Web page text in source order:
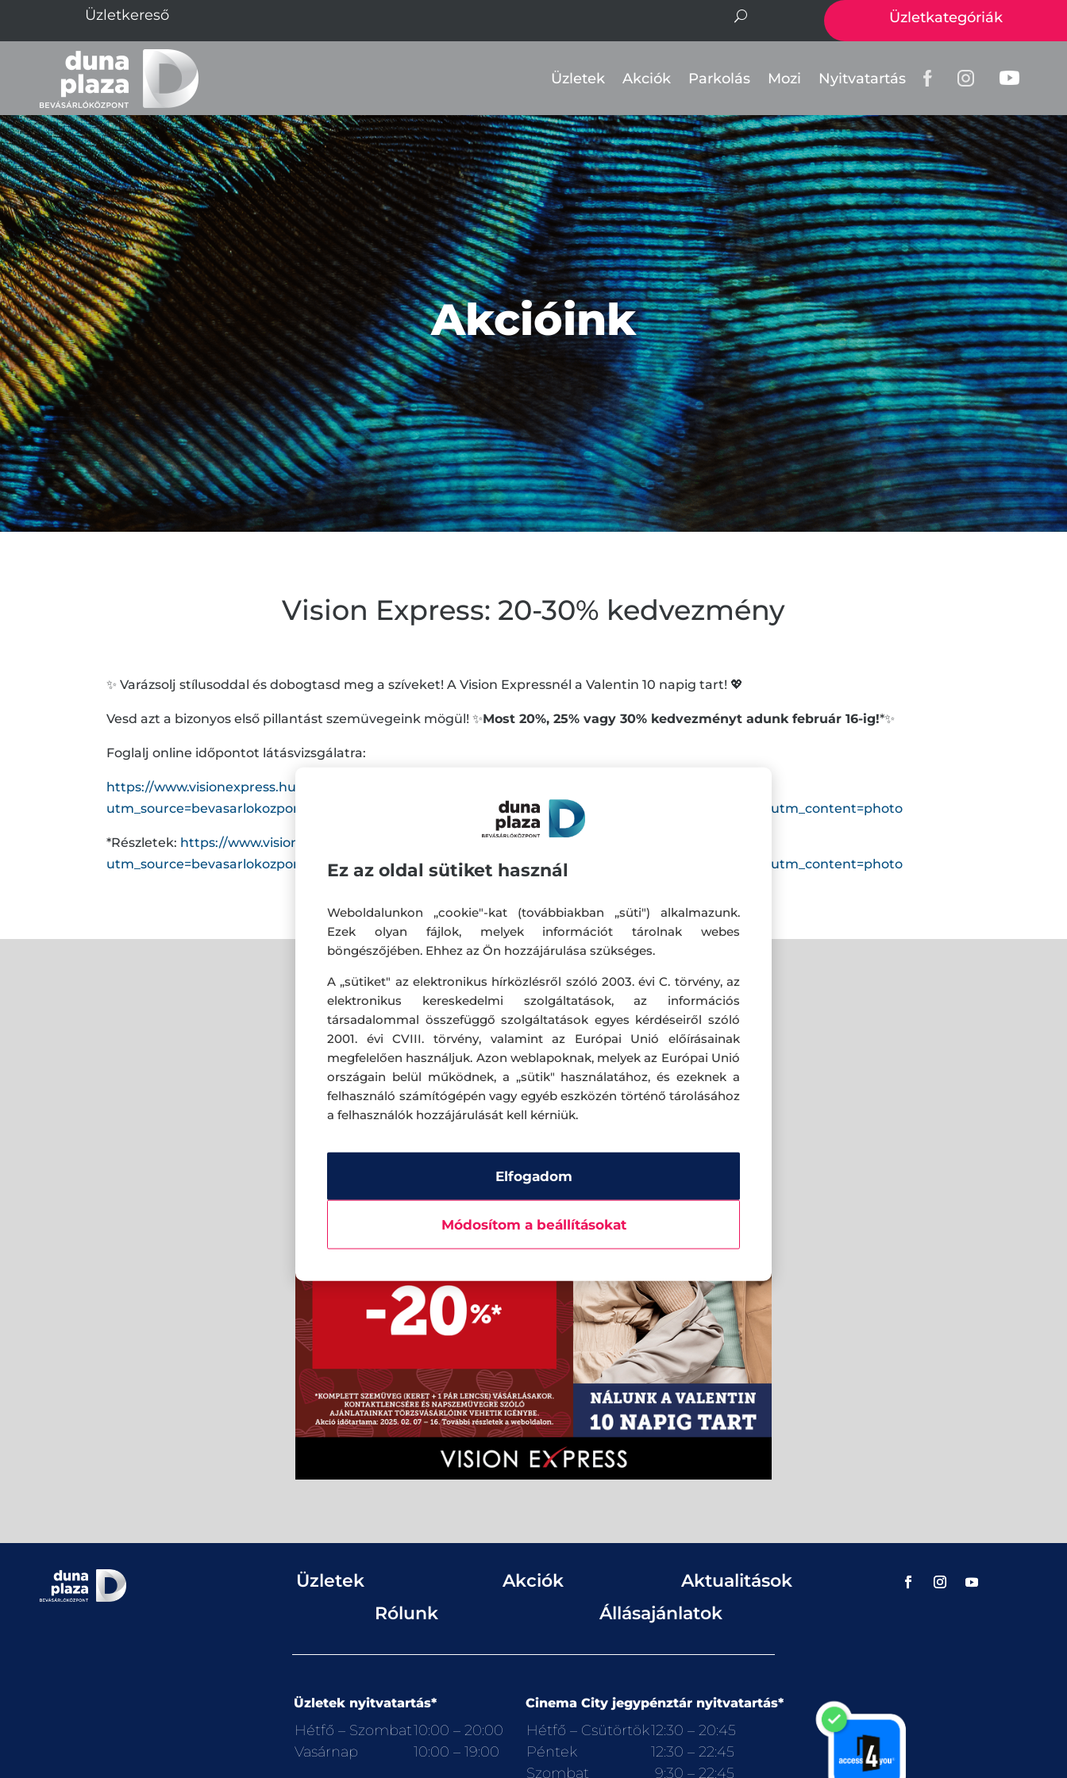
Üzletkategóriák
Üzletek Akciók Parkolás Mozi Nyitvatartás
Akcióink
Vision Express: 20-30% kedvezmény
✨ Varázsolj stílusoddal és dobogtasd meg a szíveket! A Vision Expressnél a Valentin 10 napig tart! 💖
Vesd azt a bizonyos első pillantást szemüvegeink mögül! ✨Most 20%, 25% vagy 30% kedvezményt adunk február 16-ig!*✨
Foglalj online időpontot látásvizsgálatra:
https://www.visionexpress.hu/hu/uzletkereso?
utm_source=bevasarlokozpont&utm_medium=facebook&utm_campaign=valentin&utm_term=traffic&utm_content=photo
*Részletek: https://www.visionexpress.hu/hu/akciok/valentin-akcio-304?
utm_source=bevasarlokozpont&utm_medium=facebook&utm_campaign=valentin&utm_term=traffic&utm_content=photo
Üzletek Akciók
Aktualitások
Rólunk
Állásajánlatok
Üzletek nyitvatartás*
Hétfő – Szombat10:00 – 20:00
Vasárnap
10:00 – 19:00
Cinema City jegypénztár nyitvatartás*
Hétfő – Csütörtök12:30 – 20:45
Péntek
12:30 – 22:45
Szombat
9:30 – 22:45
Ez az oldal sütiket használ
Weboldalunkon „cookie"-kat (továbbiakban „süti") alkalmazunk.
Ezek olyan fájlok, melyek információt tárolnak webes
böngészőjében. Ehhez az Ön hozzájárulása szükséges.
A „sütiket" az elektronikus hírközlésről szóló 2003. évi C. törvény, az
elektronikus kereskedelmi szolgáltatások, az információs
társadalommal összefüggő szolgáltatások egyes kérdéseiről szóló
2001. évi CVIII. törvény, valamint az Európai Unió előírásainak
megfelelően használjuk. Azon weblapoknak, melyek az Európai Unió
országain belül működnek, a „sütik" használatához, és ezeknek a
felhasználó számítógépén vagy egyéb eszközén történő tárolásához
a felhasználók hozzájárulását kell kérniük.
Elfogadom
Módosítom a beállításokat